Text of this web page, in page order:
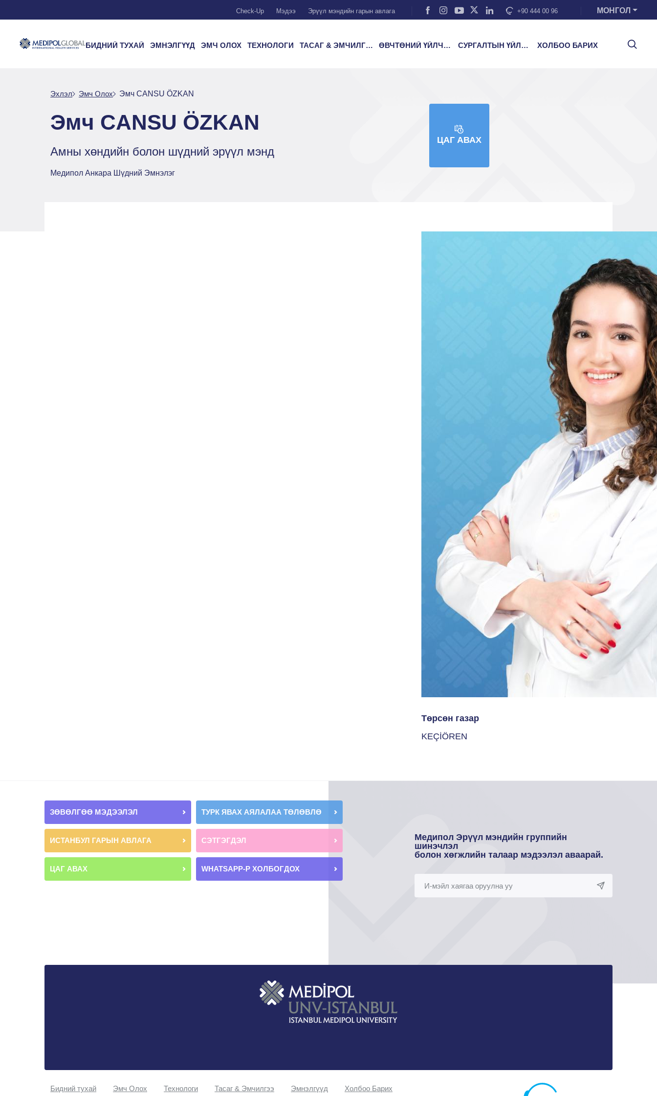
Check-Up Мэдээ Эрүүл мэндийн гарын авлага +90 444 00 96 МОНГОЛ
БИДНИЙ ТУХАЙ ЭМНЭЛГҮҮД ЭМЧ ОЛОХ ТЕХНОЛОГИ ТАСАГ & ЭМЧИЛГЭЭ ӨВЧТӨНИЙ ҮЙЛЧИЛГЭЭ СУРГАЛТЫН ҮЙЛЧИЛГЭЭ ХОЛБОО БАРИХ
Эхлэл Эмч Oлох Эмч CANSU ÖZKAN
Эмч CANSU ÖZKAN
Амны хөндийн болон шүдний эрүүл мэнд
Медипол Анкара Шүдний Эмнэлэг
ЦАГ АВАХ
Төрсөн газар
KEÇİÖREN
ЗӨВӨЛГӨӨ МЭДЭЭЛЭЛ ТУРК ЯВАХ АЯЛАЛАА ТӨЛӨВЛӨ
ИСТАНБУЛ ГАРЫН АВЛАГА СЭТГЭГДЭЛ
ЦАГ АВАХ WHATSAPP-Р ХОЛБОГДОХ
Медипол Эрүүл мэндийн группийн
шинэчлэл
болон хөгжлийн талаар мэдээлэл аваарай.
Бидний тухай Эмч Oлох Технологи Тасаг & Эмчилгээ Эмнэлгүүд Холбоо Барих